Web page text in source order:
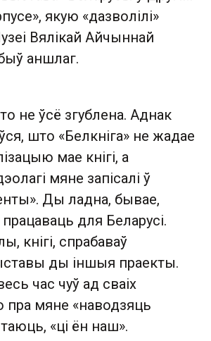
якую «дазволілі»
Вялікай Айчыннай
аншлаг.
не ўсё згублена. Аднак
што «Белкніга» не жадае
мае кнігі, а
мяне запісалі ў
Ды ладна, бывае,
для Беларусі.
кнігі, спрабаваў
ды іншыя праекты.
час чуў ад сваіх
пра мяне «наводзяць
«ці ён наш».